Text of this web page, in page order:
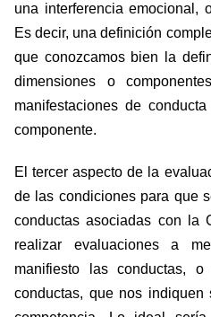
una interferencia emocional,
Es decir, una definición
que conozcamos bien la
dimensiones o
manifestaciones de
componente.
El tercer aspecto de la
de las condiciones para que
conductas asociadas con la
realizar evaluaciones a
manifiesto las conductas,
conductas, que nos